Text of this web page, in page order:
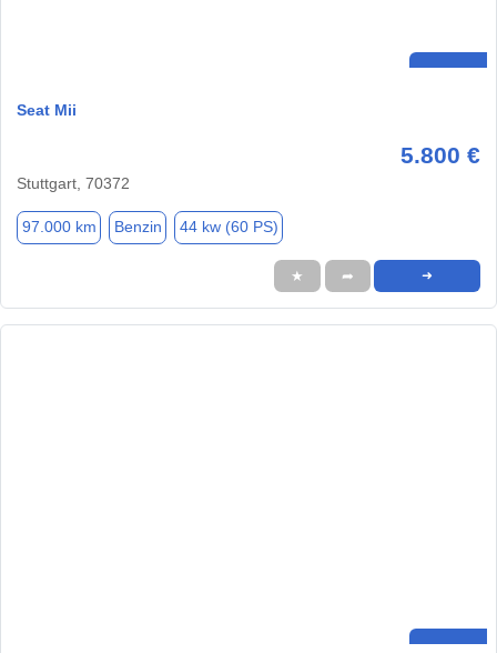
Seat Mii
5.800 €
Stuttgart, 70372
97.000 km Benzin 44 kw (60 PS)
★ ➦ ➜